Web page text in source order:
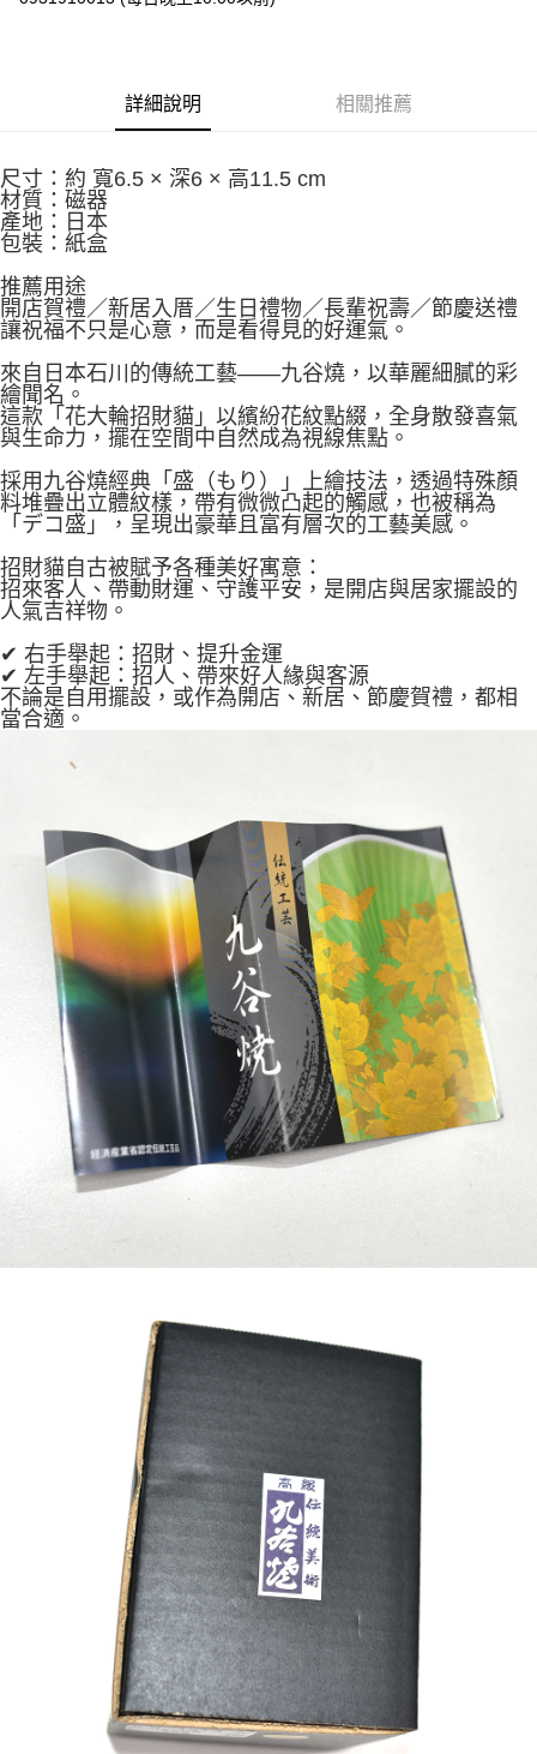
詳細說明 相關推薦
尺寸：約 寬6.5 × 深6 × 高11.5 cm
材質：磁器
產地：日本
包裝：紙盒
推薦用途
開店賀禮／新居入厝／生日禮物／長輩祝壽／節慶送禮
讓祝福不只是心意，而是看得見的好運氣。
來自日本石川的傳統工藝——九谷燒，以華麗細膩的彩
繪聞名。
這款「花大輪招財貓」以繽紛花紋點綴，全身散發喜氣
與生命力，擺在空間中自然成為視線焦點。
採用九谷燒經典「盛（もり）」上繪技法，透過特殊顏
料堆疊出立體紋樣，帶有微微凸起的觸感，也被稱為
「デコ盛」，呈現出豪華且富有層次的工藝美感。
招財貓自古被賦予各種美好寓意：
招來客人、帶動財運、守護平安，是開店與居家擺設的
人氣吉祥物。
✔ 右手舉起：招財、提升金運
✔ 左手舉起：招人、帶來好人緣與客源
不論是自用擺設，或作為開店、新居、節慶賀禮，都相
當合適。